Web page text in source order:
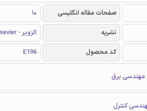
صفحات مقاله انگلیسی
10
نشریه
الزویر - Elsevier
کد محصول
E196
مهندسی برق
کنترل